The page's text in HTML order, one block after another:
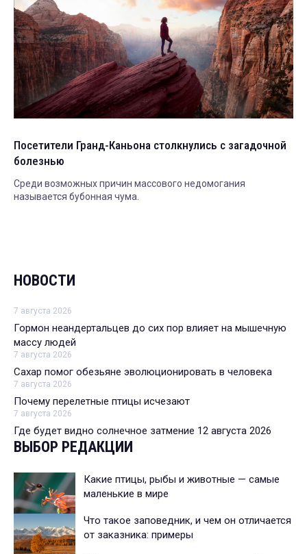
Посетители Гранд-Каньона столкнулись с загадочной
болезнью
Среди возможных причин массового недомогания
называется бубонная чума.
НОВОСТИ
7 августа 2026
Гормон неандертальцев до сих пор влияет на мышечную
массу людей
7 августа 2026
Сахар помог обезьяне эволюционировать в человека
7 августа 2026
Почему перелетные птицы исчезают
7 августа 2026
Где будет видно солнечное затмение 12 августа 2026
ВЫБОР РЕДАКЦИИ
Какие птицы, рыбы и животные — самые
маленькие в мире
Что такое заповедник, и чем он отличается
от заказника: примеры